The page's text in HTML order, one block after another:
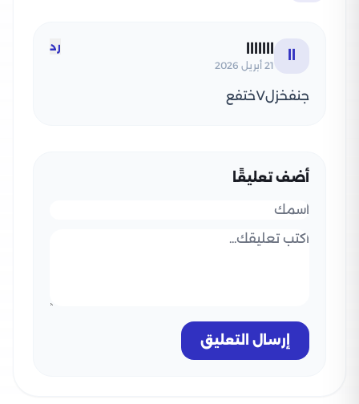
21 أبريل 2026
رد
جنفخزل٧ختفع
أضف تعليقًا
إرسال التعليق